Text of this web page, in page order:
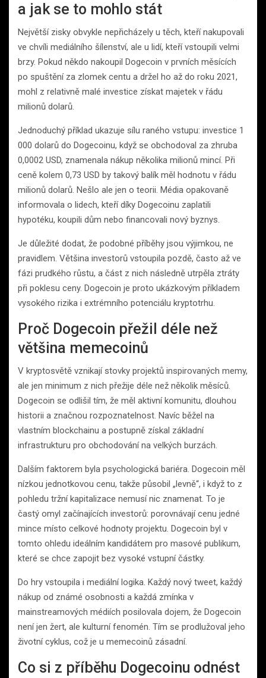
a jak se to mohlo stát
Největší zisky obvykle nepřicházely u těch, kteří nakupovali
ve chvíli mediálního šílenství, ale u lidí, kteří vstoupili velmi
brzy. Pokud někdo nakoupil Dogecoin v prvních měsících
po spuštění za zlomek centu a držel ho až do roku 2021,
mohl z relativně malé investice získat majetek v řádu
milionů dolarů.
Jednoduchý příklad ukazuje sílu raného vstupu: investice 1
000 dolarů do Dogecoinu, když se obchodoval za zhruba
0,0002 USD, znamenala nákup několika milionů mincí. Při
ceně kolem 0,73 USD by takový balík měl hodnotu v řádu
milionů dolarů. Nešlo ale jen o teorii. Média opakovaně
informovala o lidech, kteří díky Dogecoinu zaplatili
hypotéku, koupili dům nebo financovali nový byznys.
Je důležité dodat, že podobné příběhy jsou výjimkou, ne
pravidlem. Většina investorů vstoupila pozdě, často až ve
fázi prudkého růstu, a část z nich následně utrpěla ztráty
při poklesu ceny. Dogecoin je proto ukázkovým příkladem
vysokého rizika i extrémního potenciálu kryptotrhu.
Proč Dogecoin přežil déle než
většina memecoinů
V kryptosvětě vznikají stovky projektů inspirovaných memy,
ale jen minimum z nich přežije déle než několik měsíců.
Dogecoin se odlišil tím, že měl aktivní komunitu, dlouhou
historii a značnou rozpoznatelnost. Navíc běžel na
vlastním blockchainu a postupně získal základní
infrastrukturu pro obchodování na velkých burzách.
Dalším faktorem byla psychologická bariéra. Dogecoin měl
nízkou jednotkovou cenu, takže působil „levně“, i když to z
pohledu tržní kapitalizace nemusí nic znamenat. To je
častý omyl začínajících investorů: porovnávají cenu jedné
mince místo celkové hodnoty projektu. Dogecoin byl v
tomto ohledu ideálním kandidátem pro masové publikum,
které se chce zapojit bez vysoké vstupní částky.
Do hry vstoupila i mediální logika. Každý nový tweet, každý
nákup od známé osobnosti a každá zmínka v
mainstreamových médiích posilovala dojem, že Dogecoin
není jen žert, ale kulturní fenomén. Tím se prodlužoval jeho
životní cyklus, což je u memecoinů zásadní.
Co si z příběhu Dogecoinu odnést